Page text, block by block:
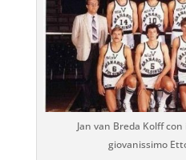
Jan van Breda Kolff
giovanissimo